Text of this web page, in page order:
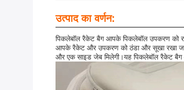
उत्पाद का वर्णन:
पिकलेबॉल रैकेट बैग आपके पिकलेबॉल उपकरण को
आपके रैकेट और उपकरण को ठंडा और सूखा रखा जा
और एक साइड जेब मिलेगी।यह पिकलेबॉल रैकेट